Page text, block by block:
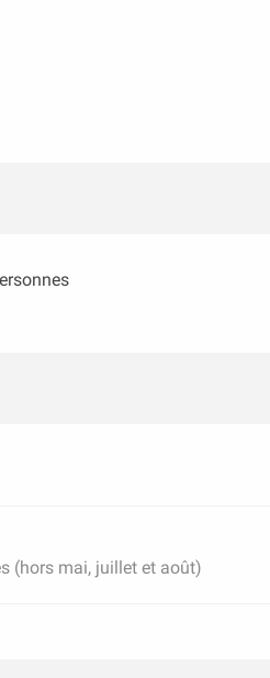
(hors mai, juillet et août)